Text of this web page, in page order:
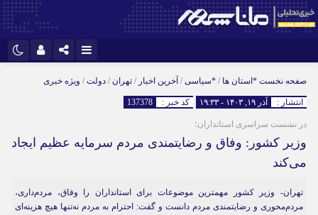
اینستاگرام تلگرام
سروش ایتا
آپارات رمز عبور
مرا به خاطر بسپار
صفحه نخست *استان ها / *سیاسی/ آخرین اخبار / تهران/ دولت/ ویژه خبری
انتشار : آذر ۱۹, ۱۴۰۳ - ۱۹:۳۳ کد خبر : 137378
در نشست سراسری استانداران؛
وزیر کشور: وفاق و رضایتمندی مردم سرمایه عظیم ایجاد
می‌کند
تهران- وزیر کشور مهمترین موضوعات برای استانداران را وفاق، مردم‌داری،
مردم‌محوری و رضایتمندی مردم دانست و گفت: احترام به مردم نه‌تنها هیچ هزینه‌ای